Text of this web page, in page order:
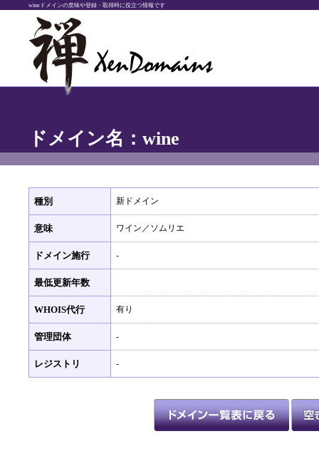
wineドメインの意味や登録・取得時に役立つ情報です
ドメイン名：wine
種別 新ドメイン
意味 ワイン／ソムリエ
ドメイン施行 -
最低更新年数
WHOIS代行 有り
管理団体 -
レジストリ -